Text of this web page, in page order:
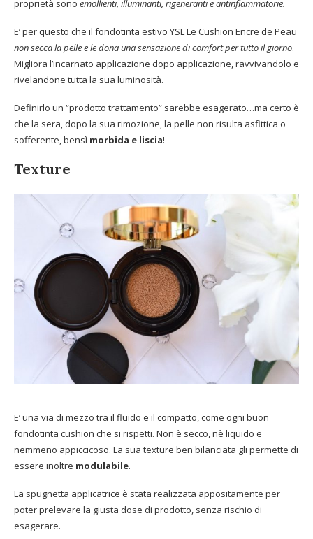
proprietà sono emollienti, illuminanti, rigeneranti e antinfiammatorie.
E’ per questo che il fondotinta estivo YSL Le Cushion Encre de Peau
non secca la pelle e le dona una sensazione di comfort per tutto il giorno.
Migliora l’incarnato applicazione dopo applicazione, ravvivandolo e
rivelandone tutta la sua luminosità.
Definirlo un “prodotto trattamento” sarebbe esagerato…ma certo è
che la sera, dopo la sua rimozione, la pelle non risulta asfittica o
sofferente, bensì morbida e liscia!
Texture
E’ una via di mezzo tra il fluido e il compatto, come ogni buon
fondotinta cushion che si rispetti. Non è secco, nè liquido e
nemmeno appiccicoso. La sua texture ben bilanciata gli permette di
essere inoltre modulabile.
La spugnetta applicatrice è stata realizzata appositamente per
poter prelevare la giusta dose di prodotto, senza rischio di
esagerare.